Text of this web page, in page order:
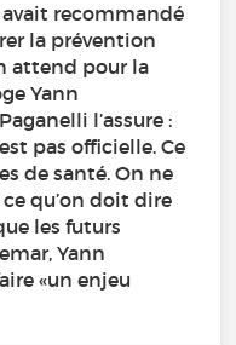
recommandé
la prévention
attend pour la
Yann
l’assure :
pas officielle. Ce
de santé. On ne
qu’on doit dire
les futurs
Yann
«un enjeu